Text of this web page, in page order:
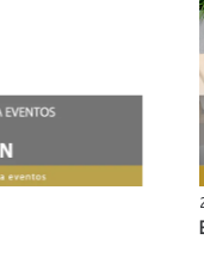
Estilo en